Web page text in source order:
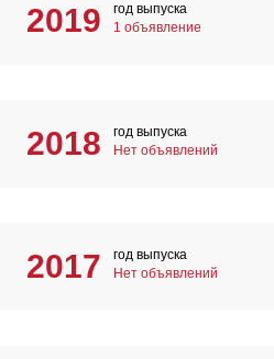
2019
год выпуска
1 объявление
2018
год выпуска
Нет объявлений
2017
год выпуска
Нет объявлений